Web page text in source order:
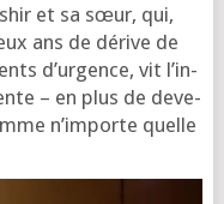
et sa sœur, qui,
ans de dérive de
d’ur­gence, vit l’in­
– en plus de deve­
n’im­porte quelle